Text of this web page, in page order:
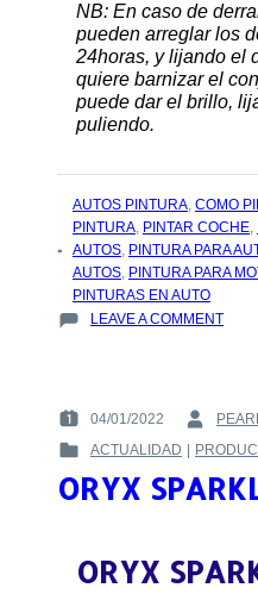
NB: En caso de
pueden arreglar los
24horas, y lijando el
quiere barnizar el
puede dar el brillo,
puliendo.
TAGS
:
AUTOS PINTURA, COMO
PINTURA, PINTAR COCHE,
AUTOS, PINTURA PARA
AUTOS, PINTURA PARA
PINTURAS EN AUTO
LEAVE A COMMENTON
POSTED
ON
04/01/2022
BY
POSTED
IN
ACTUALIDAD |
ORYX
ORYX